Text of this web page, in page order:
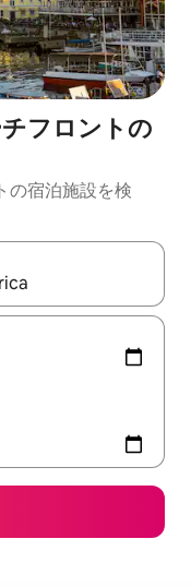
フロントの
の宿泊施設を検
ーを使って移動するか